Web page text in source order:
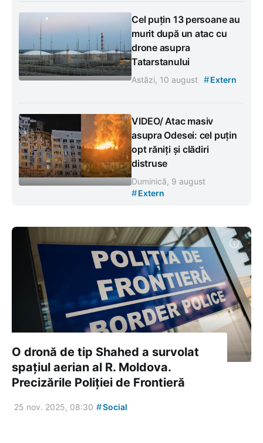
Cel puțin 13 persoane au
murit după un atac cu
drone asupra
Tatarstanului
Astăzi, 10 august #Extern
VIDEO/ Atac masiv
asupra Odesei: cel puțin
opt răniți și clădiri
distruse
Duminică, 9 august
#Extern
O dronă de tip Shahed a survolat
spațiul aerian al R. Moldova.
Precizările Poliției de Frontieră
25 nov. 2025, 08:30 #Social